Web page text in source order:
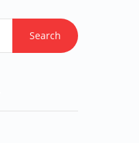
Search